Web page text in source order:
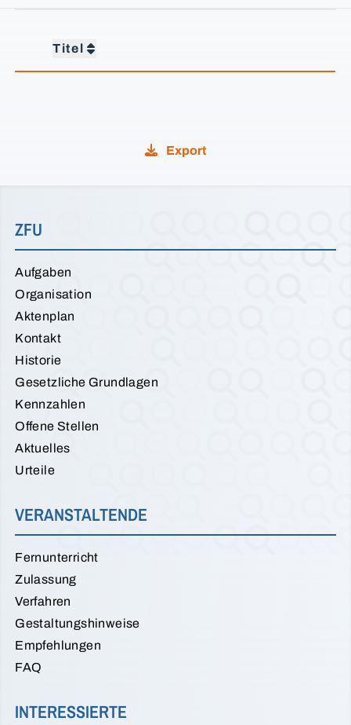
Titel
Export
ZFU
Aufgaben
Organisation
Aktenplan
Kontakt
Historie
Gesetzliche Grundlagen
Kennzahlen
Offene Stellen
Aktuelles
Urteile
VERANSTALTENDE
Fernunterricht
Zulassung
Verfahren
Gestaltungshinweise
Empfehlungen
FAQ
INTERESSIERTE